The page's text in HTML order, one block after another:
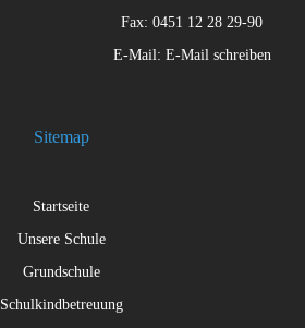
Fax: 0451 12 28 29-90
E-Mail: E-Mail schreiben
Sitemap
Startseite
Unsere Schule
Grundschule
Schulkindbetreuung